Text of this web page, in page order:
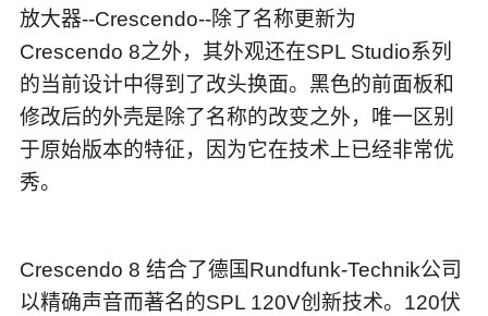
放大器--Crescendo--除了名称更新为
Crescendo 8之外，其外观还在SPL Studio系列
的当前设计中得到了改头换面。黑色的前面板和
修改后的外壳是除了名称的改变之外，唯一区别
于原始版本的特征，因为它在技术上已经非常优
秀。
Crescendo 8 结合了德国Rundfunk-Technik公司
以精确声音而著名的SPL 120V创新技术。120伏